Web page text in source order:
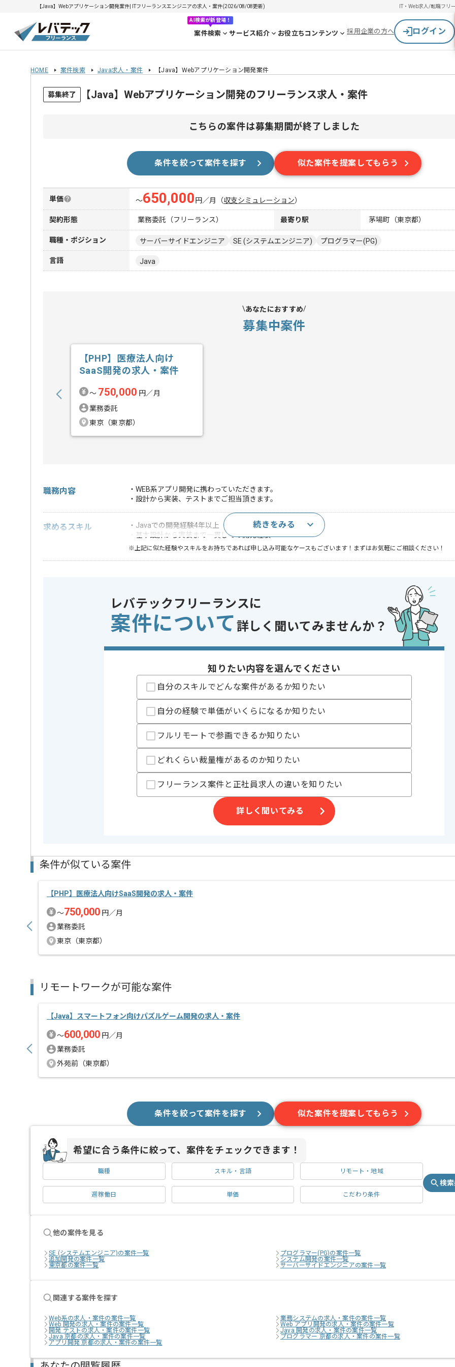
【Java】Webアプリケーション開発案件| ITフリーランスエンジニアの求人・案件(2026/08/08更新) IT・Web求人/転職フリ
AI検索が新登場！
案件検索 サービス紹介 お役立ちコンテンツ 採用企業の方へ ログイン
HOME 案件検索 Java求人・案件 【Java】Webアプリケーション開発案件
募集終了 【Java】Webアプリケーション開発のフリーランス求人・案件
こちらの案件は募集期間が終了しました
条件を絞って案件を探す 似た案件を提案してもらう
単価 〜650,000 円／月 （収支シミュレーション）
契約形態 業務委託（フリーランス） 最寄り駅 茅場町（東京都）
職種・ポジション サーバーサイドエンジニア SE (システムエンジニア) プログラマー(PG)
言語 Java
あなたにおすすめ
募集中案件
【PHP】医療法人向け
SaaS開発の求人・案件
〜 750,000 円／月
業務委託
東京（東京都）
職務内容
・WEB系アプリ開発に携わっていただきます。
・設計から実装、テストまでご担当頂きます。
求めるスキル
・Javaでの開発経験4年以上
・基本設計から実装まで一貫しての開発経験
※上記に似た経験やスキルをお持ちであれば申し込み可能なケースもございます！まずはお気軽にご相談ください！
精算条件
精算基準時間
140時間〜190時間
BtoB向け業務システムの案件が豊富な企業でございます。
本案件ではエスオーエスファクトリー社のプロパーチームに合流頂いての
続きをみる
レバテックフリーランスに
案件について 詳しく聞いてみませんか？
知りたい内容を選んでください
自分のスキルでどんな案件があるか知りたい
自分の経験で単価がいくらになるか知りたい
フルリモートで参画できるか知りたい
どれくらい裁量権があるのか知りたい
フリーランス案件と正社員求人の違いを知りたい
詳しく聞いてみる
条件が似ている案件
【PHP】医療法人向けSaaS開発の求人・案件
〜750,000 円／月
業務委託
東京（東京都）
リモートワークが可能な案件
【Java】スマートフォン向けパズルゲーム開発の求人・案件
〜600,000 円／月
業務委託
外苑前（東京都）
条件を絞って案件を探す 似た案件を提案してもらう
希望に合う条件に絞って、案件をチェックできます！
職種 スキル・言語 リモート・地域
週稼働日 単価 こだわり条件
検
他の案件を見る
SE (システムエンジニア)の案件一覧
プログラマー(PG)の案件一覧
追加開発の案件一覧
システム開発の案件一覧
東京都の案件一覧
サーバーサイドエンジニアの案件一覧
関連する案件を探す
Web系の求人・案件の案件一覧
業務システムの求人・案件の案件一覧
Web 開発の求人・案件の案件一覧
Web アプリ開発の求人・案件の案件一覧
開発 テストの求人・案件の案件一覧
Java 開発の求人・案件の案件一覧
Java 京都の求人・案件の案件一覧
プログラマー 京都の求人・案件の案件一覧
アプリ開発 京都の求人・案件の案件一覧